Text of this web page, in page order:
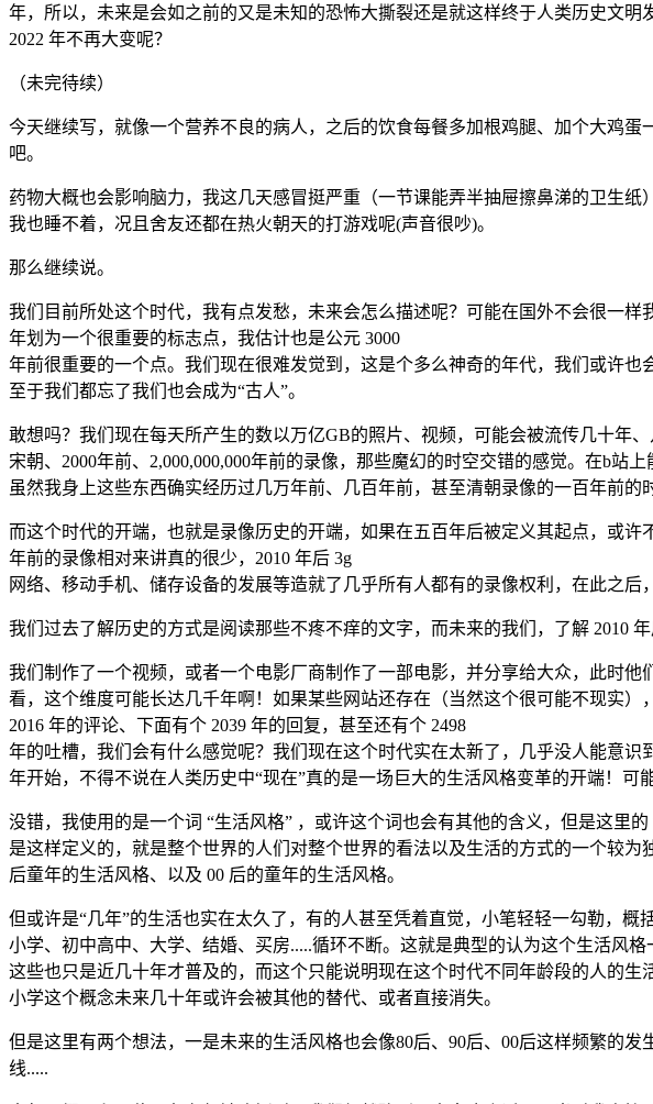
年，所以，未来是会如之前的又是未知的恐怖大撕裂还是就这样终于人类历史文
2022 年不再大变呢？
（未完待续）
今天继续写，就像一个营养不良的病人，之后的饮食每餐多加根鸡腿、加个大鸡
吧。
药物大概也会影响脑力，我这几天感冒挺严重（一节课能弄半抽屉擦鼻涕的卫生
我也睡不着，况且舍友还都在热火朝天的打游戏呢(声音很吵)。
那么继续说。
我们目前所处这个时代，我有点发愁，未来会怎么描述呢？可能在国外不会很一样
年划为一个很重要的标志点，我估计也是公元 3000
年前很重要的一个点。我们现在很难发觉到，这是个多么神奇的年代，我们或许
至于我们都忘了我们也会成为“古人”。
敢想吗？我们现在每天所产生的数以万亿GB的照片、视频，可能会被流传几十年
宋朝、2000年前、2,000,000,000年前的录像，那些魔幻的时空交错的感觉。在b站
虽然我身上这些东西确实经历过几万年前、几百年前，甚至清朝录像的一百年前
而这个时代的开端，也就是录像历史的开端，如果在五百年后被定义其起点，或许
年前的录像相对来讲真的很少，2010 年后 3g
网络、移动手机、储存设备的发展等造就了几乎所有人都有的录像权利，在此之
我们过去了解历史的方式是阅读那些不疼不痒的文字，而未来的我们，了解 2010
我们制作了一个视频，或者一个电影厂商制作了一部电影，并分享给大众，此时
看，这个维度可能长达几千年啊！如果某些网站还存在（当然这个很可能不现实）
2016 年的评论、下面有个 2039 年的回复，甚至还有个 2498
年的吐槽，我们会有什么感觉呢？我们现在这个时代实在太新了，几乎没人能意识
年开始，不得不说在人类历史中“现在”真的是一场巨大的生活风格变革的开端！可
没错，我使用的是一个词 “生活风格” ，或许这个词也会有其他的含义，但是这里的
是这样定义的，就是整个世界的人们对整个世界的看法以及生活的方式的一个较
后童年的生活风格、以及 00 后的童年的生活风格。
但或许是“几年”的生活也实在太久了，有的人甚至凭着直觉，小笔轻轻一勾勒，
小学、初中高中、大学、结婚、买房.....循环不断。这就是典型的认为这个生活风
这些也只是近几十年才普及的，而这个只能说明现在这个时代不同年龄段的人的
小学这个概念未来几十年或许会被其他的替代、或者直接消失。
但是这里有两个想法，一是未来的生活风格也会像80后、90后、00后这样频繁的
线.....